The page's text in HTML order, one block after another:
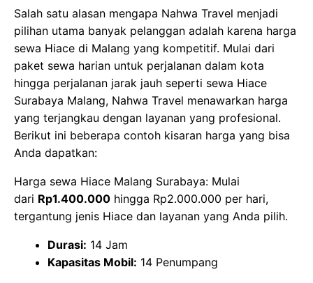
Salah satu alasan mengapa Nahwa Travel menjadi
pilihan utama banyak pelanggan adalah karena harga
sewa Hiace di Malang yang kompetitif. Mulai dari
paket sewa harian untuk perjalanan dalam kota
hingga perjalanan jarak jauh seperti sewa Hiace
Surabaya Malang, Nahwa Travel menawarkan harga
yang terjangkau dengan layanan yang profesional.
Berikut ini beberapa contoh kisaran harga yang bisa
Anda dapatkan:
Harga sewa Hiace Malang Surabaya: Mulai
dari Rp1.400.000 hingga Rp2.000.000 per hari,
tergantung jenis Hiace dan layanan yang Anda pilih.
Durasi: 14 Jam
Kapasitas Mobil: 14 Penumpang